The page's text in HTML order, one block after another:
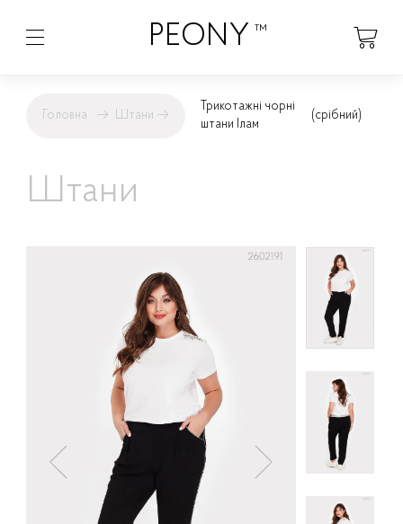
PEONY ™
Головна → Штани →
Трикотажні чорні
штани Ілам
(срібний)
Штани